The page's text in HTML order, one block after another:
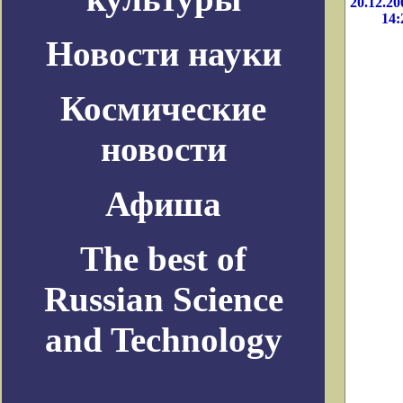
Новости науки
Космические
новости
Афиша
The best of
Russian Science
and Technology